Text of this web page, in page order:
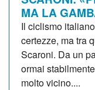
MA LA
Il ciclismo
certezze, ma tra
Scaroni. Da un
ormai
molto vicino....